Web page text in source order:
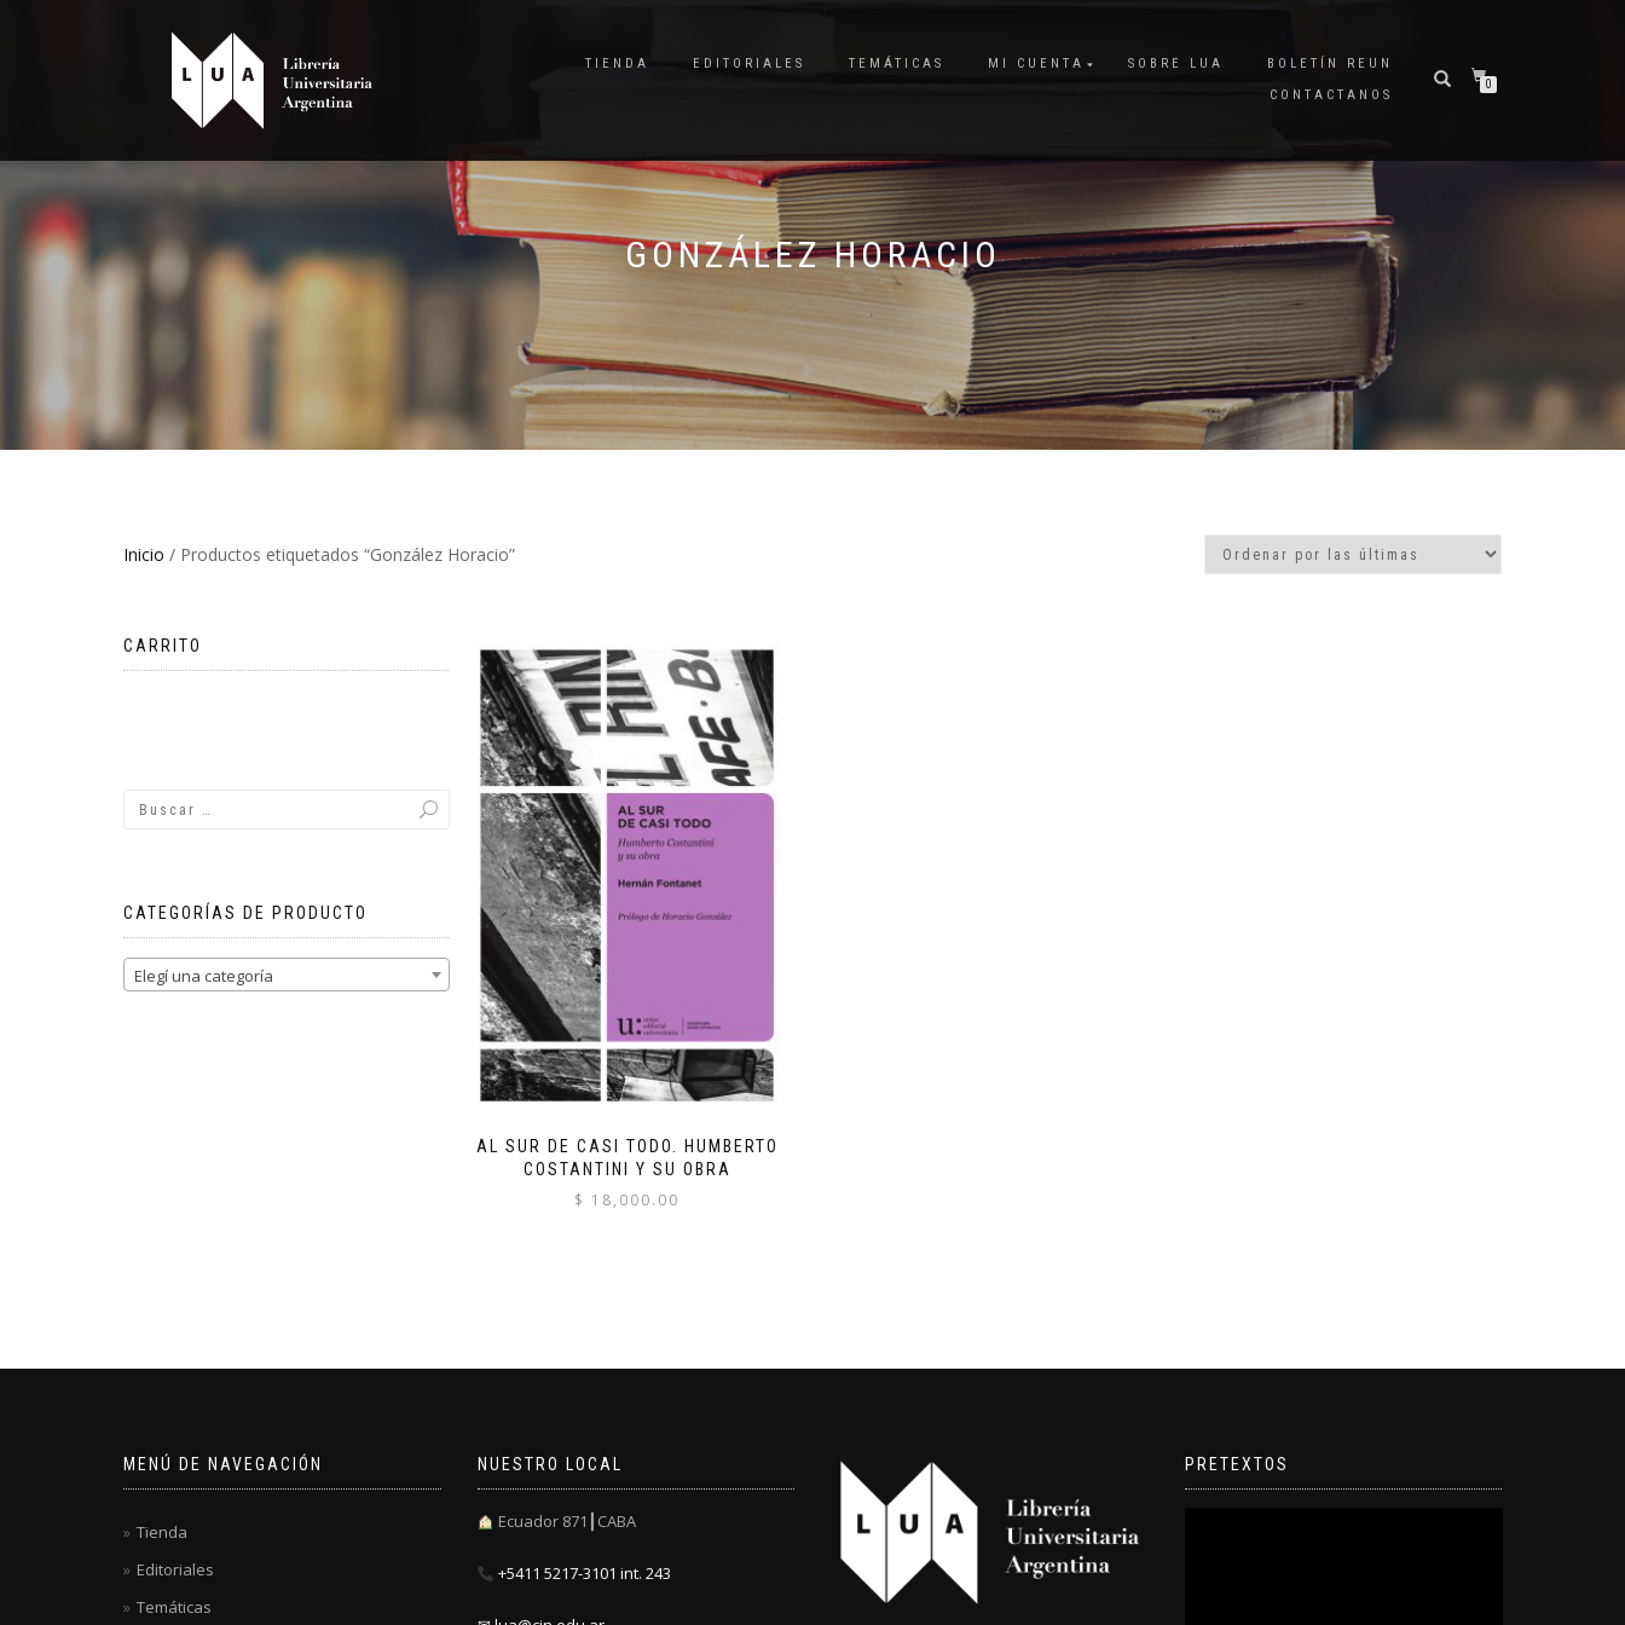
TIENDA EDITORIALES TEMÁTICAS MI CUENTA SOBRE LUA
BOLETÍN REUN
CONTACTANOS
0
GONZÁLEZ HORACIO
Inicio / Productos etiquetados “González Horacio”
AL SUR DE CASI TODO. HUMBERTO
COSTANTINI Y SU OBRA
$ 18,000.00
CARRITO
CATEGORÍAS DE PRODUCTO
Elegí una categoría
MENÚ DE NAVEGACIÓN
Tienda
Editoriales
Temáticas
NUESTRO LOCAL
Ecuador 871┃CABA
+5411 5217-3101 int. 243
PRETEXTOS